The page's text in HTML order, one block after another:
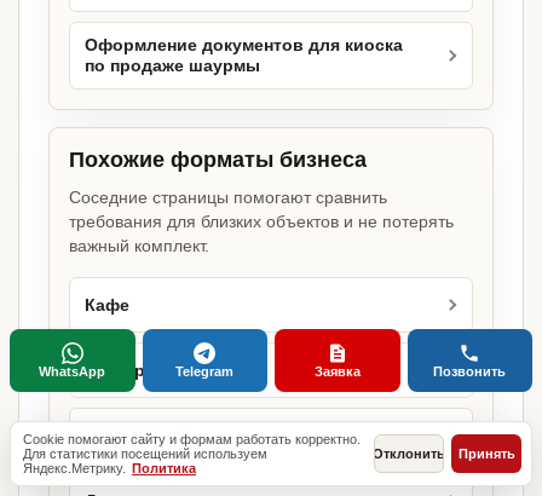
Оформление документов для киоска
по продаже шаурмы
Похожие форматы бизнеса
Соседние страницы помогают сравнить
требования для близких объектов и не потерять
важный комплект.
Кафе
Ресторан
Доставка еды
Cookie помогают сайту и формам работать корректно.
Для статистики посещений используем
Яндекс.Метрику. Политика
Отклонить Принять
WhatsApp Telegram Заявка Позвонить